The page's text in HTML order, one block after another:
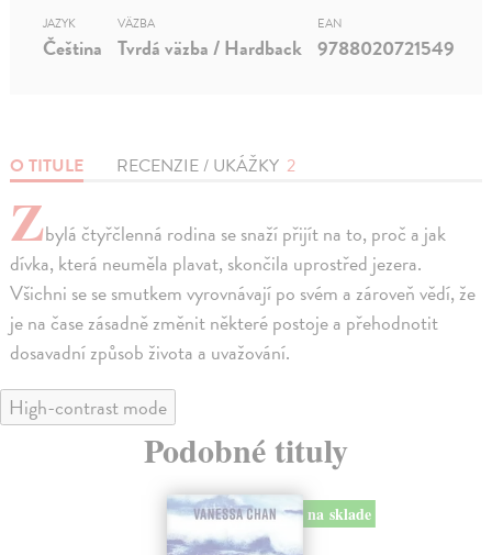
O TITULE RECENZIE / UKÁŽKY 2
Zbylá čtyřčlenná rodina se snaží přijít na to, proč a jak
dívka, která neuměla plavat, skončila uprostřed jezera.
Všichni se se smutkem vyrovnávají po svém a zároveň vědí, že
je na čase zásadně změnit některé postoje a přehodnotit
dosavadní způsob života a uvažování.
JAZYK
Čeština
VÄZBA
Tvrdá väzba / Hardback
EAN
9788020721549
High-contrast mode
Podobné tituly
na sklade